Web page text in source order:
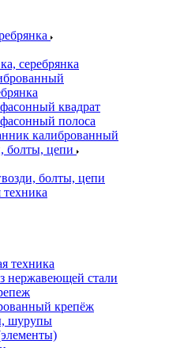
серебрянка
квадрат
полоса
калиброванный
болты, цепи
болты, цепи
техника
нержавеющей стали
крепёж
шурупы